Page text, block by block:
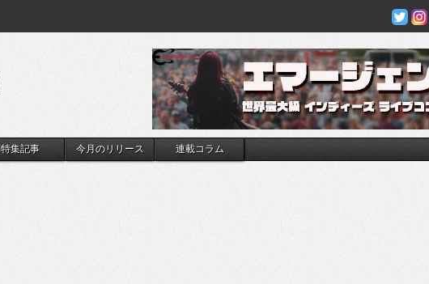
特集記事 今月のリリース 連載コラム